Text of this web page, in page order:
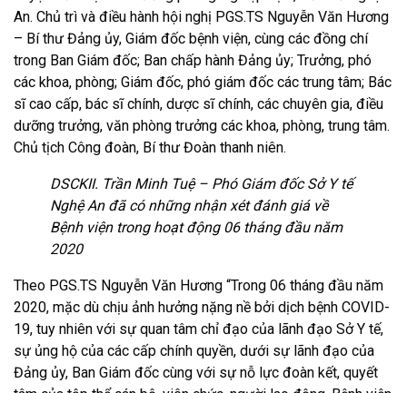
An. Chủ trì và điều hành hội nghị PGS.TS Nguyễn Văn Hương
– Bí thư Đảng ủy, Giám đốc bệnh viện, cùng các đồng chí
trong Ban Giám đốc; Ban chấp hành Đảng ủy; Trưởng, phó
các khoa, phòng; Giám đốc, phó giám đốc các trung tâm; Bác
sĩ cao cấp, bác sĩ chính, dược sĩ chính, các chuyên gia, điều
dưỡng trưởng, văn phòng trưởng các khoa, phòng, trung tâm.
Chủ tịch Công đoàn, Bí thư Đoàn thanh niên.
DSCKII. Trần Minh Tuệ – Phó Giám đốc Sở Y tế
Nghệ An đã có những nhận xét đánh giá về
Bệnh viện trong hoạt động 06 tháng đầu năm
2020
Theo PGS.TS Nguyễn Văn Hương “Trong 06 tháng đầu năm
2020, mặc dù chịu ảnh hưởng nặng nề bởi dịch bệnh COVID-
19, tuy nhiên với sự quan tâm chỉ đạo của lãnh đạo Sở Y tế,
sự ủng hộ của các cấp chính quyền, dưới sự lãnh đạo của
Đảng ủy, Ban Giám đốc cùng với sự nỗ lực đoàn kết, quyết